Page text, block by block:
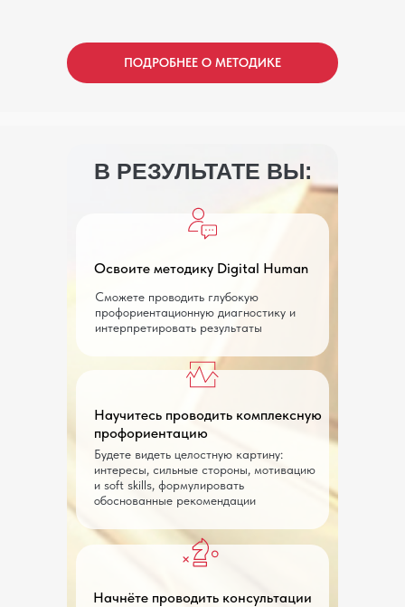
ПОДРОБНЕЕ О МЕТОДИКЕ
В РЕЗУЛЬТАТЕ ВЫ:
Освоите методику Digital Human
Сможете проводить глубокую
профориентационную диагностику и
интерпретировать результаты
Научитесь проводить комплексную
профориентацию
Будете видеть целостную картину:
интересы, сильные стороны, мотивацию
и soft skills, формулировать
обоснованные рекомендации
Начнёте проводить консультации
ЗАПИШИТЕСЬ НА
ОТКРЫТЫЕ УРОКИ
ПЕРЕД ОБУЧЕНИЕМ
И УЗНАЙТЕ БОЛЬШЕ
О КАРЬЕРНОМ
КОНСУЛЬТИРОВАНИИ
Открытые уроки — это всегда полноценные
занятия. Мы хотим, чтобы вам понравилось
учиться с нами, поэтому даем 1-2 полезных
инструмента, отрабатываем их, открыто делимся
опытом.